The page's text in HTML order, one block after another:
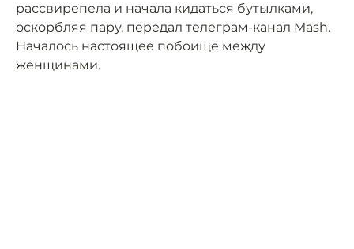
рассвирепела и начала кидаться бутылками,
оскорбляя пару, передал телеграм-канал Mash.
Началось настоящее побоище между
женщинами.